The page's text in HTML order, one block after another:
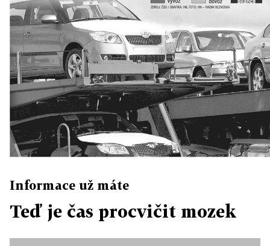
Informace už máte
Teď je čas procvičit mozek